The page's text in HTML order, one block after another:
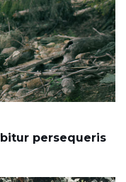
persequeris